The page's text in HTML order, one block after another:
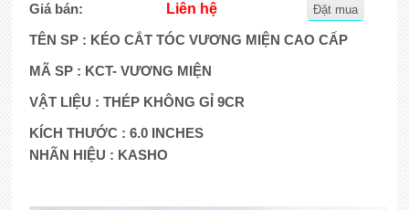
Giá bán:
Liên hệ Đặt mua
TÊN SP : KÉO CẮT TÓC VƯƠNG MIỆN CAO CẤP
MÃ SP : KCT- VƯƠNG MIỆN
VẬT LIỆU : THÉP KHÔNG GỈ 9CR
KÍCH THƯỚC : 6.0 INCHES
NHÃN HIỆU : KASHO